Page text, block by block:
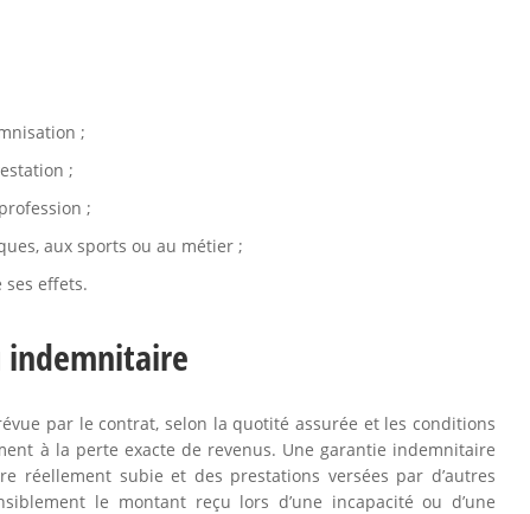
;
;
;
aux sports ou au métier ;
ses effets.
par le contrat, selon la quotité assurée et les conditions
à la perte exacte de revenus. Une garantie indemnitaire
réellement subie et des prestations versées par d’autres
le montant reçu lors d’une incapacité ou d’une